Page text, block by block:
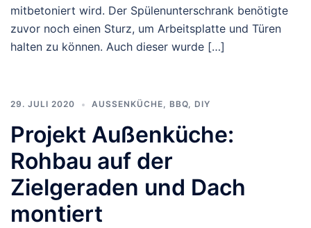
mitbetoniert wird. Der Spülenunterschrank benötigte
zuvor noch einen Sturz, um Arbeitsplatte und Türen
halten zu können. Auch dieser wurde […]
29. JULI 2020 AUSSENKÜCHE BBQ DIY
Projekt Außenküche:
Rohbau auf der
Zielgeraden und Dach
montiert